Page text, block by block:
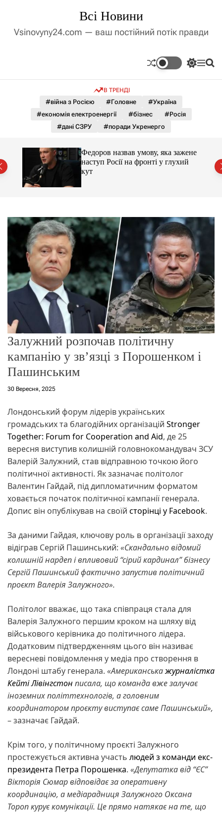
д
у
Всі Новини
Vsinovyny24.com — ваш постійний потік правди
П
м
к
о
л
ь
г
о
р
е
ж
и
м
у
М П
В ТРЕНДІ
#війна з Росією #Головне
#Україна
#економія електроенергії
#бізнес
#Росія
#дані СЗРУ
#поради Укренерго
Федоров назвав умову, яка зажене
наступ Росії на фронті у глухий
кут
Залужний розпочав політичну
кампанію у зв’язці з Порошенком і
Пашинським
30 Вересня, 2025
Лондонський форум лідерів українських
громадських та благодійних організацій Stronger
Together: Forum for Cooperation and Aid, де 25
вересня виступив колишній головнокомандувач ЗСУ
Валерій Залужний, став відправною точкою його
політичної активності. Як зазначає політолог
Валентин Гайдай, під дипломатичним форматом
ховається початок політичної кампанії генерала.
Допис він опублікував на своїй сторінці у Facebook.
За даними Гайдая, ключову роль в організації заходу
відіграв Сергій Пашинський: «Скандально відомий
колишній нардеп і впливовий “сірий кардинал” бізнесу
Сергій Пашинський фактично запустив політичний
проєкт Валерія Залужного».
Політолог вважає, що така співпраця стала для
Валерія Залужного першим кроком на шляху від
військового керівника до політичного лідера.
Додатковим підтвердженням цього він називає
вересневі повідомлення у медіа про створення в
Лондоні штабу генерала. «Американськажурналістка
Кейті Лівінгстон писала, що команда вже залучає
іноземних політтехнологів, а головним
координатором проєкту виступає саме Пашинський»,
– зазначає Гайдай.
Крім того, у політичному проєкті Залужного
простежується активна участь людей з команди екс-
президента Петра Порошенка. «Депутатка від “ЄС”
Вікторія Сюмар відповідає за оперативну
координацію, а медіарадниця Залужного Оксана
Тороп курує комунікації. Це прямо натякає на те, що